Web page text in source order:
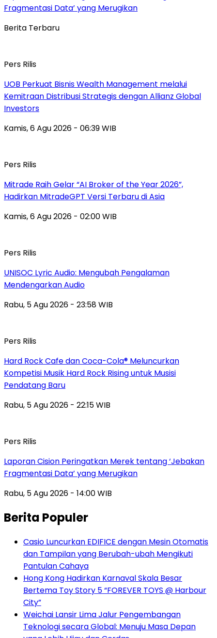
Fragmentasi Data’ yang Merugikan
Berita Terbaru
Pers Rilis
UOB Perkuat Bisnis Wealth Management melalui
Kemitraan Distribusi Strategis dengan Allianz Global
Investors
Kamis, 6 Agu 2026 - 06:39 WIB
Pers Rilis
Mitrade Raih Gelar “AI Broker of the Year 2026”,
Hadirkan MitradeGPT Versi Terbaru di Asia
Kamis, 6 Agu 2026 - 02:00 WIB
Pers Rilis
UNISOC Lyric Audio: Mengubah Pengalaman
Mendengarkan Audio
Rabu, 5 Agu 2026 - 23:58 WIB
Pers Rilis
Hard Rock Cafe dan Coca-Cola® Meluncurkan
Kompetisi Musik Hard Rock Rising untuk Musisi
Pendatang Baru
Rabu, 5 Agu 2026 - 22:15 WIB
Pers Rilis
Laporan Cision Peringatkan Merek tentang ‘Jebakan
Fragmentasi Data’ yang Merugikan
Rabu, 5 Agu 2026 - 14:00 WIB
Berita Populer
Casio Luncurkan EDIFICE dengan Mesin Otomatis
dan Tampilan yang Berubah-ubah Mengikuti
Pantulan Cahaya
Hong Kong Hadirkan Karnaval Skala Besar
Bertema Toy Story 5 “FOREVER TOYS @ Harbour
City”
Weichai Lansir Lima Jalur Pengembangan
Teknologi secara Global: Menuju Masa Depan